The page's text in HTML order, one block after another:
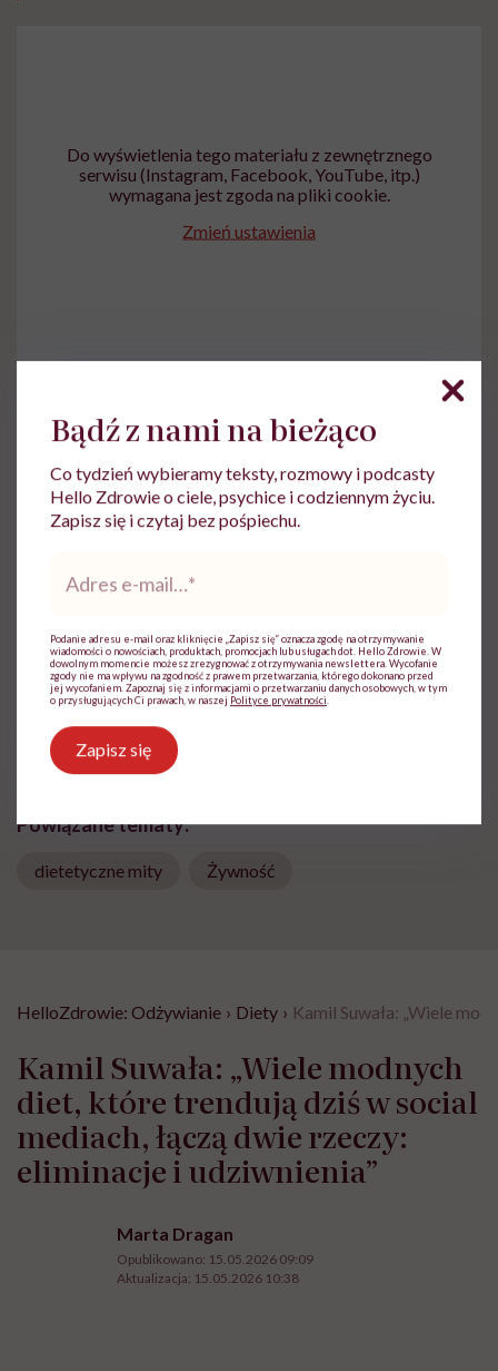
Do wyświetlenia tego materiału z zewnętrznego
serwisu (Instagram, Facebook, YouTube, itp.)
wymagana jest zgoda na pliki cookie.
Zmień ustawienia
Ewa Wojciechowska
międzyczasie lubi słuchać i obserwować
Zobacz profil
Udostępnij
Powiązane tematy:
dietetyczne mity Żywność
HelloZdrowie: Odżywianie › Diety › Kamil Suwała: „Wiele
Kamil Suwała: „Wiele modnych
diet, które trendują dziś w social
mediach, łączą dwie rzeczy:
eliminacje i udziwnienia”
Marta Dragan
Opublikowano: 15.05.2026 09:09
Aktualizacja: 15.05.2026 10:38
Bądź z nami na bieżąco
Co tydzień wybieramy teksty, rozmowy i podcasty
Hello Zdrowie o ciele, psychice i codziennym życiu.
Zapisz się i czytaj bez pośpiechu.
mail*
Podanie adresu e-mail oraz kliknięcie „Zapisz się” oznacza zgodę na otrzymywanie
wiadomości o nowościach, produktach, promocjach lub usługach dot. Hello Zdrowie. W
dowolnym momencie możesz zrezygnować z otrzymywania newslettera. Wycofanie
zgody nie ma wpływu na zgodność z prawem przetwarzania, którego dokonano przed
jej wycofaniem. Zapoznaj się z informacjami o przetwarzaniu danych osobowych, w tym
o przysługujących Ci prawach, w naszej Polityce prywatności
Zapisz się